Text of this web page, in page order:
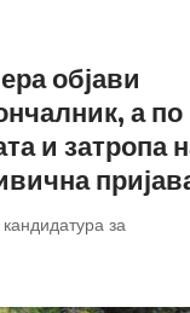
објави
а по
и затропа
кандидатура за